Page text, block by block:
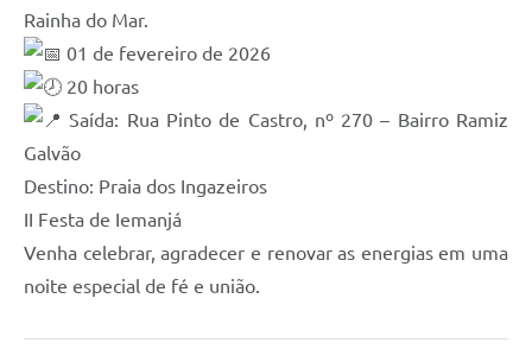
Links
Serviços Online
Telefones Úteis
Transparência
Rainha do Mar.
01 de fevereiro de 2026
20 horas
Saída: Rua Pinto de Castro, nº 270 – Bairro Ramiz
Galvão
Destino: Praia dos Ingazeiros
II Festa de Iemanjá
Venha celebrar, agradecer e renovar as energias em uma
noite especial de fé e união.